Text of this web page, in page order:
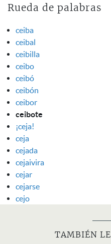
Rueda de palabras
ceiba
ceibal
ceibilla
ceibo
ceibó
ceibón
ceibor
ceibote
¡ceja!
ceja
cejada
cejaivira
cejar
cejarse
cejo
TAMBIÉN